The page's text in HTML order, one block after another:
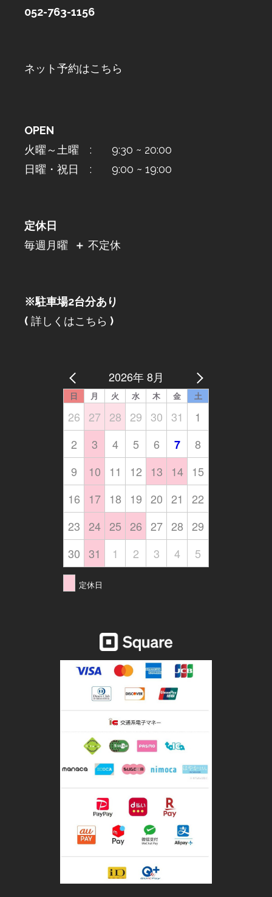
052-763-1156
ネット予約はこちら
OPEN
火曜～土曜 : 9:30 ~ 20:00
日曜・祝日 : 9:00 ~ 19:00
定休日
毎週月曜
＋ 不定休
※駐車場2台分あり
( 詳しくはこちら )
2026年 8月
日 月 火 水 木 金 土
26 27 28 29 30 31
1
2
3 4 5 6 7
8
9
10 11 12 13 14
15
16
17 18 19 20 21
22
23 24 25 26 27 28 29
30 31 1 2 3 4 5
定休日